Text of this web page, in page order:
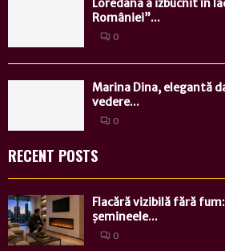
Loredana a izbucnit în
României”...
0
Marina Dina, elegantă
vedere...
0
RECENT POSTS
Flacără vizibilă fără
șemineele...
0